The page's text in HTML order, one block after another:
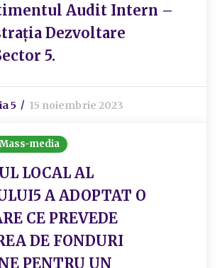
Audit Intern –
Dezvoltare
5.
5 15 noiembrie 2023
Mass-media
LOCAL AL
A ADOPTAT O
CE PREVEDE
DE FONDURI
PENTRU UN